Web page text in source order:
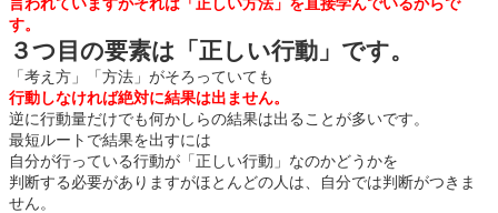
す。
３つ目の要素は「正しい行動」です。
「考え方」「方法」がそろっていても
行動しなければ絶対に結果は出ません。
逆に行動量だけでも何かしらの結果は出ることが多いです。
最短ルートで結果を出すには
自分が行っている行動が「正しい行動」なのかどうかを
判断する必要がありますがほとんどの人は、自分では判断がつきま
せん。